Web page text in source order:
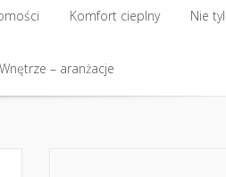
Komfort cieplny
Komfort cieplny
Nie
Wnętrze – aranżacje